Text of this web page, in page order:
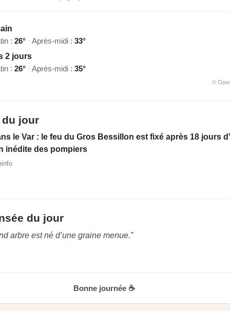
: 26° · Après-midi : 33°
2 jours
: 26° · Après-midi : 35°
©
du jour
le Var : le feu du Gros Bessillon est fixé après 18 jours
inédite des pompiers
du jour
arbre est né d’une graine menue.”
Bonne journée ☕